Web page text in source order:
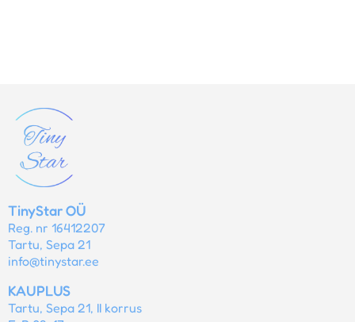
TinyStar OÜ
Reg. nr 16412207
Tartu, Sepa 21
info@tinystar.ee
KAUPLUS
Tartu, Sepa 21, II korrus